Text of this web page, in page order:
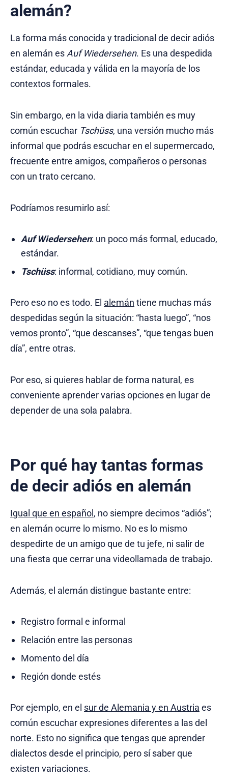
alemán?
La forma más conocida y tradicional de decir adiós
en alemán es Auf Wiedersehen. Es una despedida
estándar, educada y válida en la mayoría de los
contextos formales.
Sin embargo, en la vida diaria también es muy
común escuchar Tschüss, una versión mucho más
informal que podrás escuchar en el supermercado,
frecuente entre amigos, compañeros o personas
con un trato cercano.
Podríamos resumirlo así:
Auf Wiedersehen: un poco más formal, educado,
estándar.
Tschüss: informal, cotidiano, muy común.
Pero eso no es todo. El alemán tiene muchas más
despedidas según la situación: “hasta luego”, “nos
vemos pronto”, “que descanses”, “que tengas buen
día”, entre otras.
Por eso, si quieres hablar de forma natural, es
conveniente aprender varias opciones en lugar de
depender de una sola palabra.
Por qué hay tantas formas
de decir adiós en alemán
Igual que en español, no siempre decimos “adiós”;
en alemán ocurre lo mismo. No es lo mismo
despedirte de un amigo que de tu jefe, ni salir de
una fiesta que cerrar una videollamada de trabajo.
Además, el alemán distingue bastante entre:
Registro formal e informal
Relación entre las personas
Momento del día
Región donde estés
Por ejemplo, en el sur de Alemania y en Austria es
común escuchar expresiones diferentes a las del
norte. Esto no significa que tengas que aprender
dialectos desde el principio, pero sí saber que
existen variaciones.